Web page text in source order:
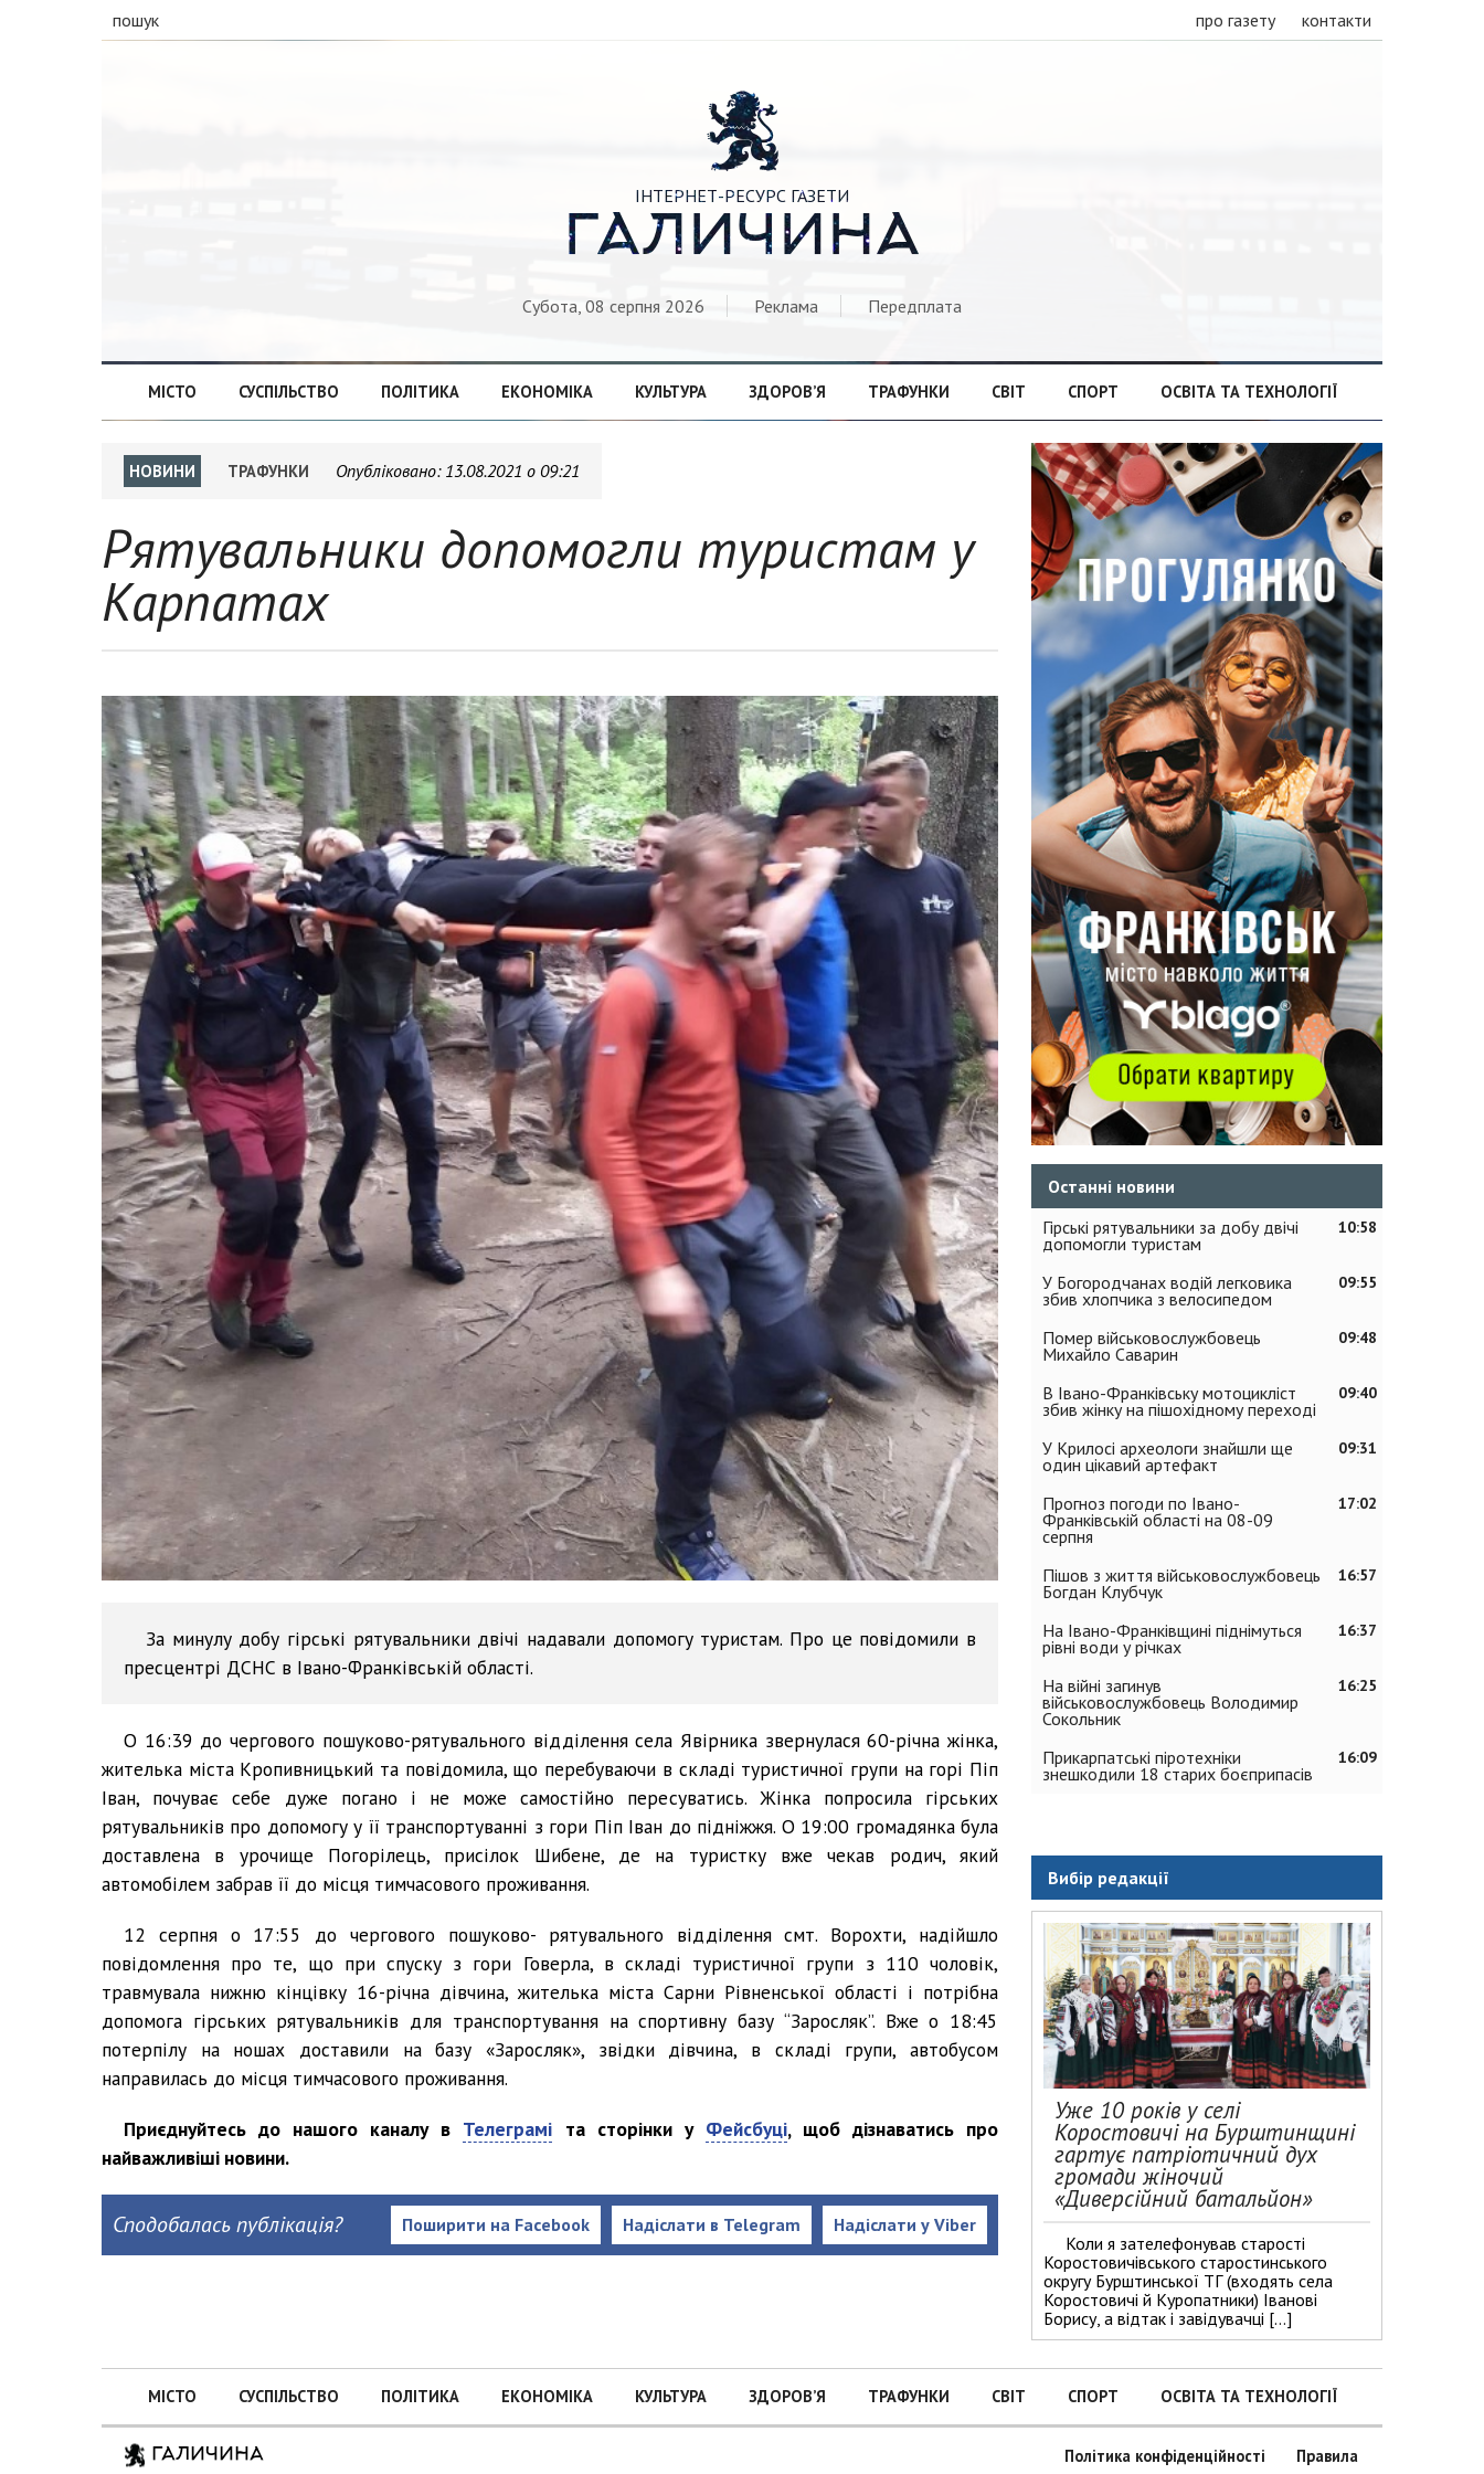
пошук про газету контакти

ІНТЕРНЕТ-РЕСУРС ГАЗЕТИ
ГАЛИЧИНА
Субота, 08 серпня 2026 Реклама Передплата
МІСТО СУСПІЛЬСТВО ПОЛІТИКА ЕКОНОМІКА КУЛЬТУРА ЗДОРОВ’Я ТРАФУНКИ СВІТ СПОРТ ОСВІТА ТА ТЕХНОЛОГІЇ
НОВИНИ ТРАФУНКИ Опубліковано: 13.08.2021 о 09:21
Рятувальники допомогли туристам у
Карпатах
За минулу добу гірські рятувальники двічі надавали допомогу туристам. Про це повідомили в
пресцентрі ДСНС в Івано-Франківській області.
О 16:39 до чергового пошуково-рятувального відділення села Явірника звернулася 60-річна жінка,
жителька міста Кропивницький та повідомила, що перебуваючи в складі туристичної групи на горі Піп
Іван, почуває себе дуже погано і не може самостійно пересуватись. Жінка попросила гірських
рятувальників про допомогу у її транспортуванні з гори Піп Іван до підніжжя. О 19:00 громадянка була
доставлена в урочище Погорілець, присілок Шибене, де на туристку вже чекав родич, який
автомобілем забрав її до місця тимчасового проживання.
12 серпня о 17:55 до чергового пошуково- рятувального відділення смт. Ворохти, надійшло
повідомлення про те, що при спуску з гори Говерла, в складі туристичної групи з 110 чоловік,
травмувала нижню кінцівку 16-річна дівчина, жителька міста Сарни Рівненської області і потрібна
допомога гірських рятувальників для транспортування на спортивну базу “Заросляк”. Вже о 18:45
потерпілу на ношах доставили на базу «Заросляк», звідки дівчина, в складі групи, автобусом
направилась до місця тимчасового проживання.
Приєднуйтесь до нашого каналу в Телеграмі та сторінки у Фейсбуці, щоб дізнаватись про
найважливіші новини.
Сподобалась публікація? Надіслати у Viber
Надіслати в Telegram
Поширити на Facebook
Останні новини
10:58
Гірські рятувальники за добу двічі
допомогли туристам
09:55
У Богородчанах водій легковика
збив хлопчика з велосипедом
09:48
Помер військовослужбовець
Михайло Саварин
09:40
В Івано-Франківську мотоцикліст
збив жінку на пішохідному переході
09:31
У Крилосі археологи знайшли ще
один цікавий артефакт
17:02
Прогноз погоди по Івано-
Франківській області на 08-09
серпня
16:57
Пішов з життя військовослужбовець
Богдан Клубчук
16:37
На Івано-Франківщині піднімуться
рівні води у річках
16:25
На війні загинув
військовослужбовець Володимир
Сокольник
16:09
Прикарпатські піротехніки
знешкодили 18 старих боєприпасів
Вибір редакції
Уже 10 років у селі
Коростовичі на Бурштинщині
гартує патріотичний дух
громади жіночий
«Диверсійний батальйон»
Коли я зателефонував старості
Коростовичівського старостинського
округу Бурштинської ТГ (входять села
Коростовичі й Куропатники) Іванові
Борису, а відтак і завідувачці […]
МІСТО СУСПІЛЬСТВО ПОЛІТИКА ЕКОНОМІКА КУЛЬТУРА ЗДОРОВ’Я ТРАФУНКИ СВІТ СПОРТ ОСВІТА ТА ТЕХНОЛОГІЇ
ГАЛИЧИНА Політика конфіденційності Правила